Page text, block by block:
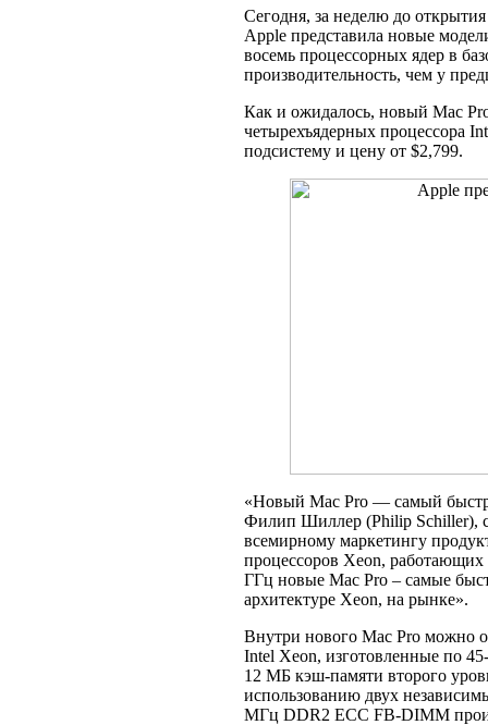
Сегодня, за неделю до
Apple представила новые
восемь процессорных ядер в
производительность, чем у
Как и ожидалось, новый Mac
четырехъядерных процессора
подсистему и цену от $2,799.
«Новый Maс Pro — самый
Филип Шиллер (Philip Schiller),
всемирному маркетингу
процессоров Xeon,
ГГц новые Mac Pro – самые
архитектуре Xeon, на рынке».
Внутри нового Mac Pro можно
Intel Xeon, изготовленные по
12 МБ кэш-памяти второго
использованию двух
МГц DDR2 ECC FB-DIMM